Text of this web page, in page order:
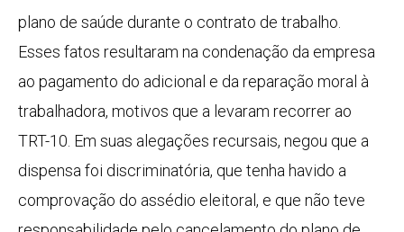
plano de saúde durante o contrato de trabalho.
Esses fatos resultaram na condenação da empresa
ao pagamento do adicional e da reparação moral à
trabalhadora, motivos que a levaram recorrer ao
TRT-10. Em suas alegações recursais, negou que a
dispensa foi discriminatória, que tenha havido a
comprovação do assédio eleitoral, e que não teve